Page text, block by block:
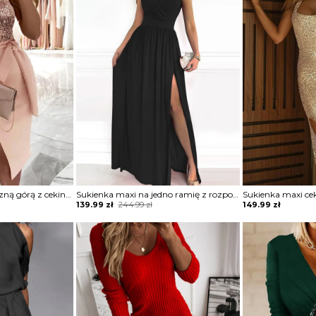
Sukienka z asymetryczną górą z cekinami Sukienka maxi na jedno ramię z rozporkiem
244.99zł
Original
was:
244.99 zł.
139.99 zł
Current
is:
139.99 zł.
149.99 zł